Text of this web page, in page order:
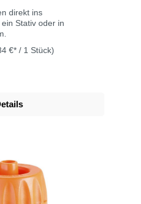
direkt ins
Stativ oder in
€* / 1 Stück)